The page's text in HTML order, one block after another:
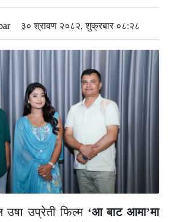
३० श्रावण २०८२, शुक्रबार ०८:२८
उषा उप्रेती फिल्म ‘आ बाट आमा’मा